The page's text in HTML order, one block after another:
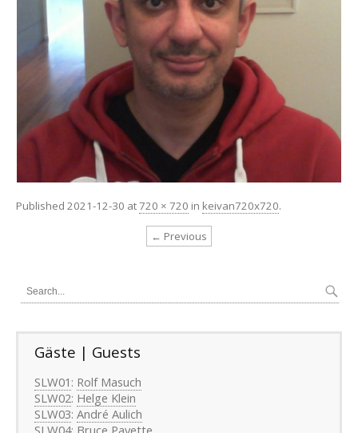
Published 2021-12-30 at720 × 720 in keivan720x720.
← Previous
Gäste | Guests
SLW01 : Rolf Masuch
SLW02: Helge Klein
SLW03: André Aulich
SLW04: Bruce Payette